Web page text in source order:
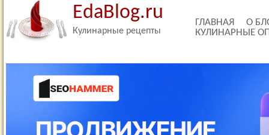
EdaBlog.ru
Кулинарные рецепты
ГЛАВНАЯ
О
КУЛИНАРНЫЕ